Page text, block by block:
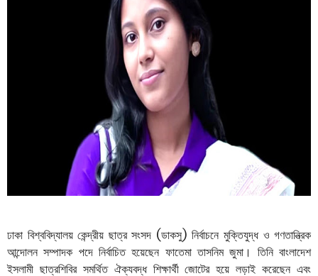
ঢাকা বিশ্ববিদ্যালয় কেন্দ্রীয় ছাত্র সংসদ (ডাকসু)নির্বাচনে মুক্তিযুদ্ধ ও গণতান্ত্রিক
আন্দোলন সম্পাদক পদে নির্বাচিত হয়েছেন ফাতেমা তাসনিম জুমা। তিনি বাংলাদেশ
ইসলামী ছাত্রশিবির সমর্থিত ঐক্যবদ্ধ শিক্ষার্থী জোটের হয়ে লড়াই করেছেন এবং